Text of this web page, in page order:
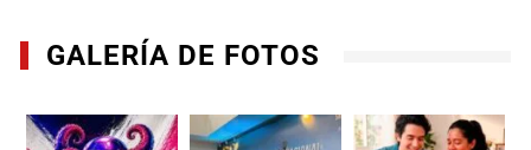
GALERÍA DE FOTOS